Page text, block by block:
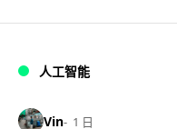
人工智能
Vin 1 日